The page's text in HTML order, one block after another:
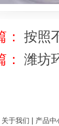
按照
潍坊
关于我们 | 产品中